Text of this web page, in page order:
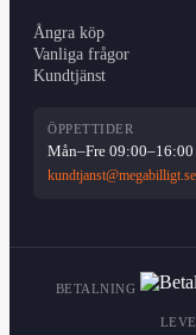
Ångra köp
Vanliga frågor
Kundtjänst
ÖPPETTIDER
Mån–Fre 09:00–16:00
kundtjanst@megabilligt.se
BETALNING